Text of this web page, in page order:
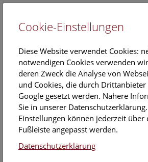
Informationen zu Gruppen,-
Schulprogrammen finden Siehier
Cookie-Einstellungen
Diese Website verwendet Cookies:
notwendigen Cookies verwenden
deren Zweck die Analyse von
und Cookies, die durch
Google gesetzt werden. Nähere
Sie in unserer
Einstellungen können jederzeit über
Fußleiste angepasst werden.
Datenschutzerklärung